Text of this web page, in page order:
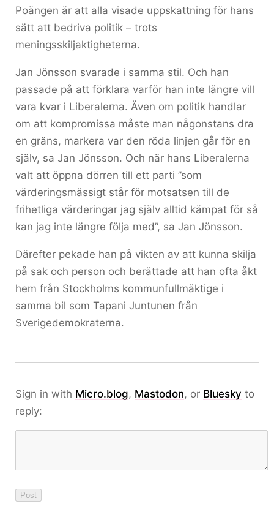
Poängen är att alla visade uppskattning för hans
sätt att bedriva politik – trots
meningsskiljaktigheterna.
Jan Jönsson svarade i samma stil. Och han
passade på att förklara varför han inte längre vill
vara kvar i Liberalerna. Även om politik handlar
om att kompromissa måste man någonstans dra
en gräns, markera var den röda linjen går för en
själv, sa Jan Jönsson. Och när hans Liberalerna
valt att öppna dörren till ett parti ”som
värderingsmässigt står för motsatsen till de
frihetliga värderingar jag själv alltid kämpat för så
kan jag inte längre följa med”, sa Jan Jönsson.
Därefter pekade han på vikten av att kunna skilja
på sak och person och berättade att han ofta åkt
hem från Stockholms kommunfullmäktige i
samma bil som Tapani Juntunen från
Sverigedemokraterna.
Sign in with Micro.blog, Mastodon, or Bluesky to
reply: